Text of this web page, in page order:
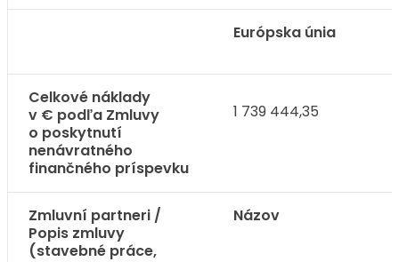
Európska únia
Celkové náklady
v € podľa Zmluvy
o poskytnutí
nenávratného
finančného príspevku
1 739 444,35
Zmluvní partneri /
Popis zmluvy
(stavebné práce,
Názov